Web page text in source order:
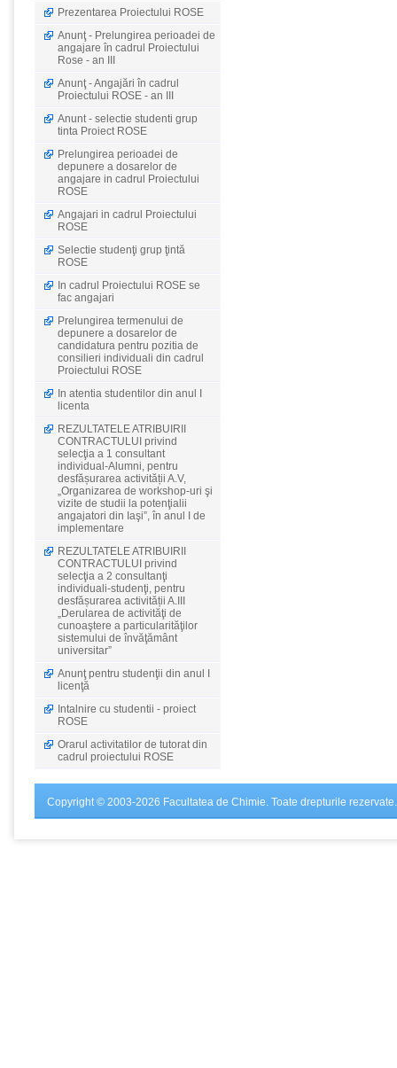
Prezentarea Proiectului ROSE
Anunţ - Prelungirea perioadei de
angajare în cadrul Proiectului
Rose - an III
Anunţ - Angajări în cadrul
Proiectului ROSE - an III
Anunt - selectie studenti grup
tinta Proiect ROSE
Prelungirea perioadei de
depunere a dosarelor de
angajare in cadrul Proiectului
ROSE
Angajari in cadrul Proiectului
ROSE
Selectie studenţi grup ţintă
ROSE
In cadrul Proiectului ROSE se
fac angajari
Prelungirea termenului de
depunere a dosarelor de
candidatura pentru pozitia de
consilieri individuali din cadrul
Proiectului ROSE
In atentia studentilor din anul I
licenta
REZULTATELE ATRIBUIRII
CONTRACTULUI privind
selecţia a 1 consultant
individual-Alumni, pentru
desfășurarea activității A.V,
„Organizarea de workshop-uri şi
vizite de studii la potenţialii
angajatori din Iaşi”, în anul I de
implementare
REZULTATELE ATRIBUIRII
CONTRACTULUI privind
selecţia a 2 consultanţi
individuali-studenţi, pentru
desfășurarea activității A.III
„Derularea de activităţi de
cunoaştere a particularităţilor
sistemului de învăţământ
universitar”
Anunţ pentru studenţii din anul I
licenţă
Intalnire cu studentii - proiect
ROSE
Orarul activitatilor de tutorat din
cadrul proiectului ROSE
Copyright © 2003-2026 Facultatea de Chimie. Toate drepturile